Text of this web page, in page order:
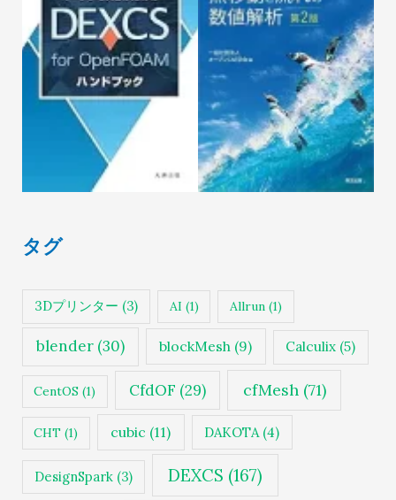
タグ
3Dプリンター (3) AI (1) Allrun(1)
blender(30) blockMesh (9) Calculix (5)
CentOS (1) CfdOF (29) cfMesh(71)
CHT (1) cubic (11) DAKOTA (4)
DesignSpark(3) DEXCS (167)